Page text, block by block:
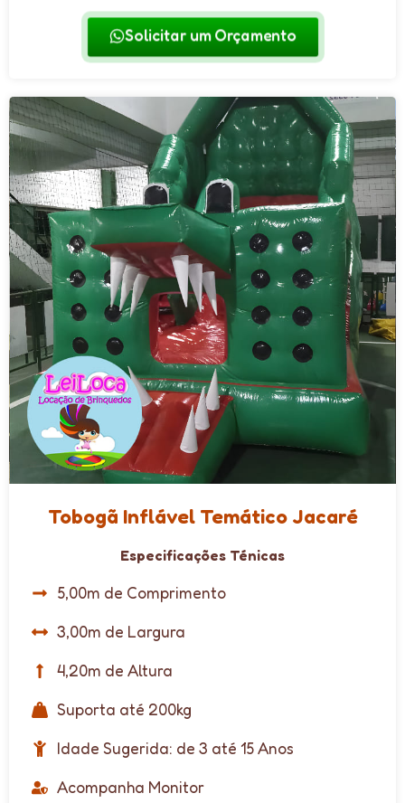
Solicitar um Orçamento
Tobogã Inflável Temático Jacaré
Especificações Ténicas
5,00m de Comprimento
3,00m de Largura
4,20m de Altura
Suporta até 200kg
Idade Sugerida: de 3 até 15 Anos
Acompanha Monitor